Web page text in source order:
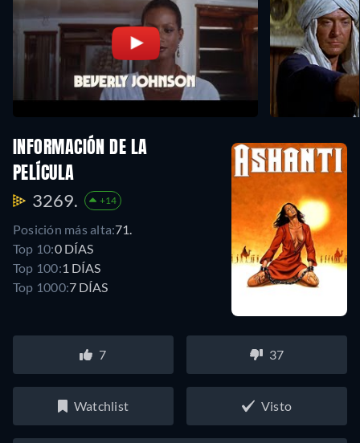
INFORMACIÓN DE LA
PELÍCULA
3269. +14
Posición más alta:71.
Top 10:0 DÍAS
Top 100:1 DÍAS
Top 1000:7 DÍAS
7 37
Watchlist Visto